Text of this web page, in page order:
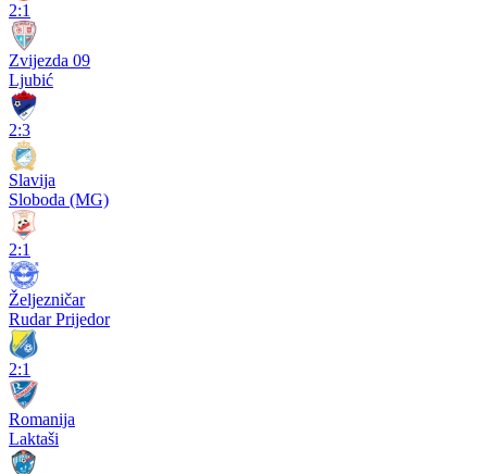
2:1
Zvijezda 09
Ljubić
2:3
Slavija
Sloboda (MG)
2:1
Željezničar
Rudar Prijedor
2:1
Romanija
Laktaši